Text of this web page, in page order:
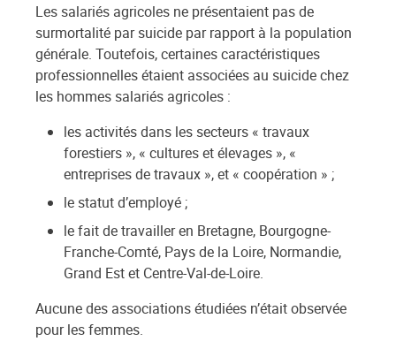
Les salariés agricoles ne présentaient pas de
surmortalité par suicide par rapport à la population
générale. Toutefois, certaines caractéristiques
professionnelles étaient associées au suicide chez
les hommes salariés agricoles :
les activités dans les secteurs « travaux
forestiers », « cultures et élevages », «
entreprises de travaux », et « coopération » ;
le statut d’employé ;
le fait de travailler en Bretagne, Bourgogne-
Franche-Comté, Pays de la Loire, Normandie,
Grand Est et Centre-Val-de-Loire.
Aucune des associations étudiées n’était observée
pour les femmes.